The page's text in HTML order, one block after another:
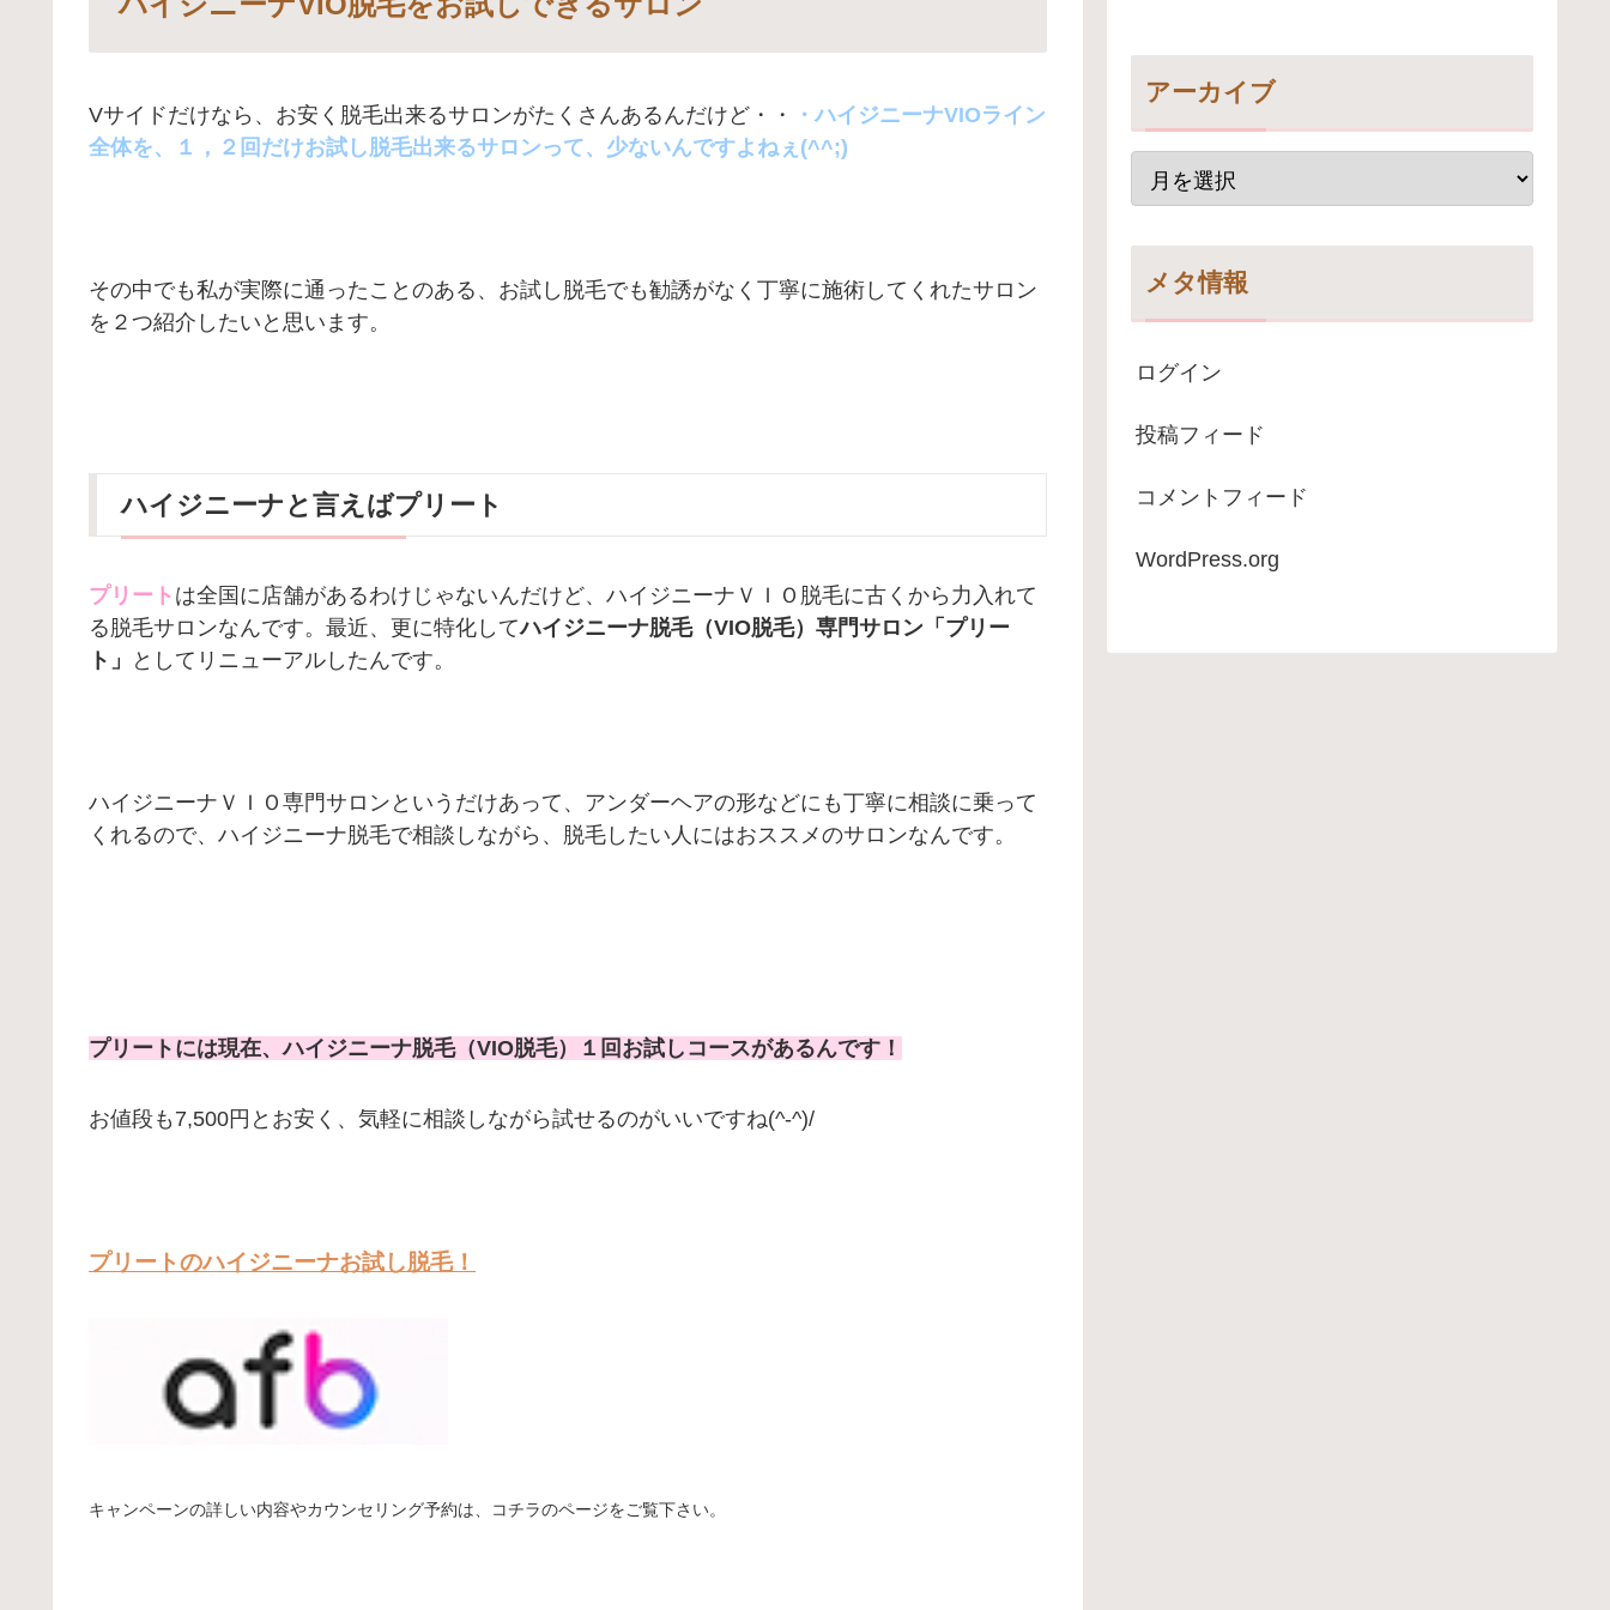
Vサイドだけなら、お安く脱毛出来るサロンがたくさんあるんだけど・・
・ハイジニーナVIOライン
全体を、１，２回だけお試し脱毛出来るサロンって、少ないんですよねぇ(^^;)
その中でも私が実際に通ったことのある、お試し脱毛でも勧誘がなく丁寧に施術してくれたサロン
を２つ紹介したいと思います。
ハイジニーナと言えばプリート
プリート は全国に店舗があるわけじゃないんだけど、ハイジニーナＶＩＯ脱毛に古くから力入れて
る脱毛サロンなんです。最近、更に特化してハイジニーナ脱毛（VIO脱毛）専門サロン「プリー
ト」
としてリニューアルしたんです。
ハイジニーナＶＩＯ専門サロンというだけあって、アンダーヘアの形などにも丁寧に相談に乗って
くれるので、ハイジニーナ脱毛で相談しながら、脱毛したい人にはおススメのサロンなんです。
プリートには現在、ハイジニーナ脱毛（VIO脱毛）１回お試しコースがあるんです！
お値段も7,500円とお安く、気軽に相談しながら試せるのがいいですね(^-^)/
プリートのハイジニーナお試し脱毛！
キャンペーンの詳しい内容やカウンセリング予約は、コチラのページをご覧下さい。
アーカイブ
メタ情報
ログイン
投稿フィード
コメントフィード
WordPress.org